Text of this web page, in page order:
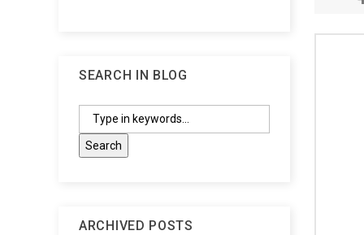
SEARCH IN BLOG
ARCHIVED POSTS